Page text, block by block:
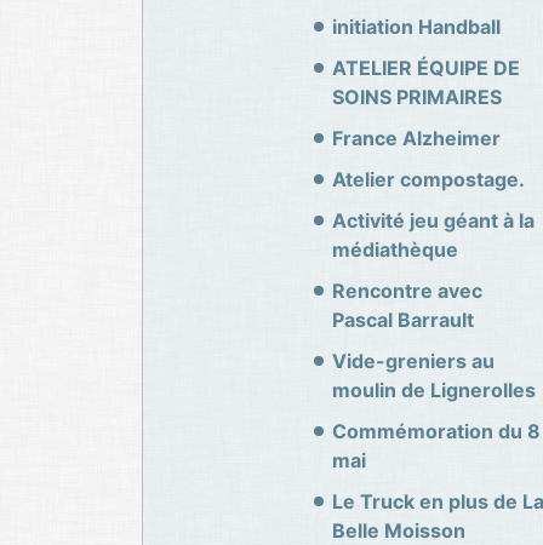
initiation Handball
ATELIER ÉQUIPE DE
SOINS PRIMAIRES
France Alzheimer
Atelier compostage.
Activité jeu géant à la
médiathèque
Rencontre avec
Pascal Barrault
Vide-greniers au
moulin de Lignerolles
Commémoration du 8
mai
Le Truck en plus de La
Belle Moisson